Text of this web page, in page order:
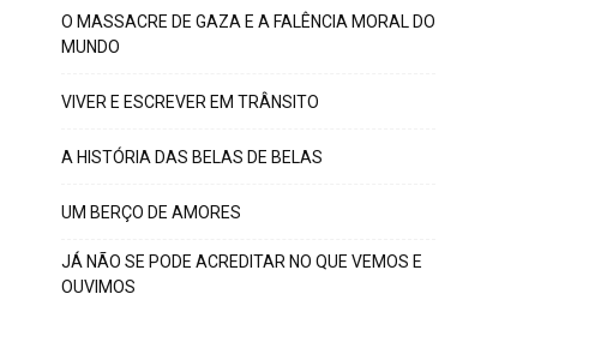
O MASSACRE DE GAZA E A FALÊNCIA MORAL DO
MUNDO
VIVER E ESCREVER EM TRÂNSITO
A HISTÓRIA DAS BELAS DE BELAS
UM BERÇO DE AMORES
JÁ NÃO SE PODE ACREDITAR NO QUE VEMOS E
OUVIMOS